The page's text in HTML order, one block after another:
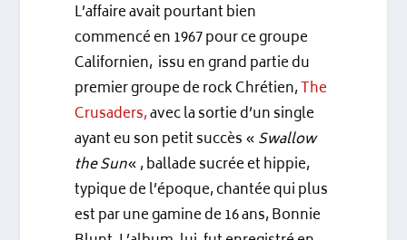
L’affaire avait pourtant bien
commencé en 1967 pour ce groupe
Californien, issu en grand partie du
premier groupe de rock Chrétien,The
Crusaders,avec la sortie d’un single
ayant eu son petit succès «Swallow
the Sun« , ballade sucrée et hippie,
typique de l’époque, chantée qui plus
est par une gamine de 16 ans, Bonnie